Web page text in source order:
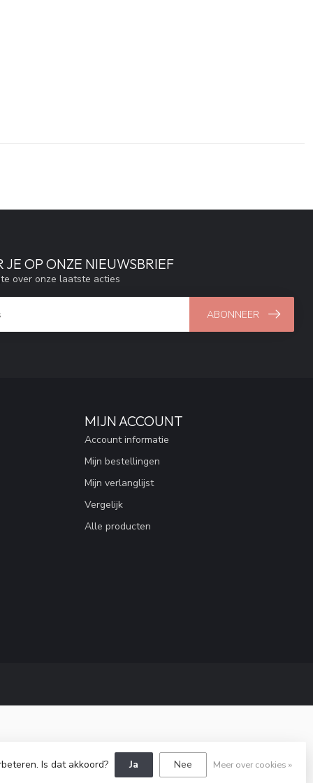
JE OP ONZE NIEUWSBRIEF
over onze laatste acties
ABONNEER
MIJN ACCOUNT
Account informatie
Mijn bestellingen
Mijn verlanglijst
Vergelijk
Alle producten
Is dat akkoord? Ja Nee Meer over cookies »